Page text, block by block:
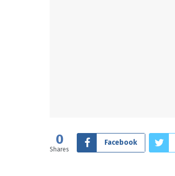
0
Shares
Facebook